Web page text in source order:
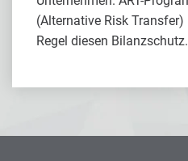
(Alternative Risk
Regel diesen Bilanzschutz.